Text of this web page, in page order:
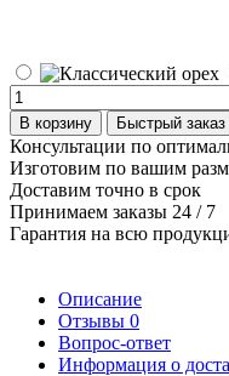
В корзину Быстрый заказ
Консультации по
Изготовим по вашим
Доставим точно в срок
Принимаем заказы 24 / 7
Гарантия на всю
Описание
Отзывы 0
Вопрос-ответ
Информация о